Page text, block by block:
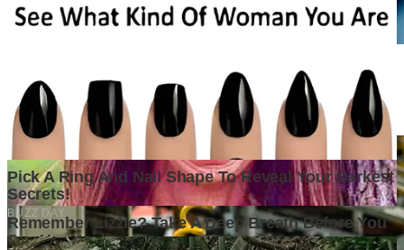
Persaingan Bisnis Makin Ketat, Analisis Awal Menjadi Penentu
Keberhasilan
1 month ago